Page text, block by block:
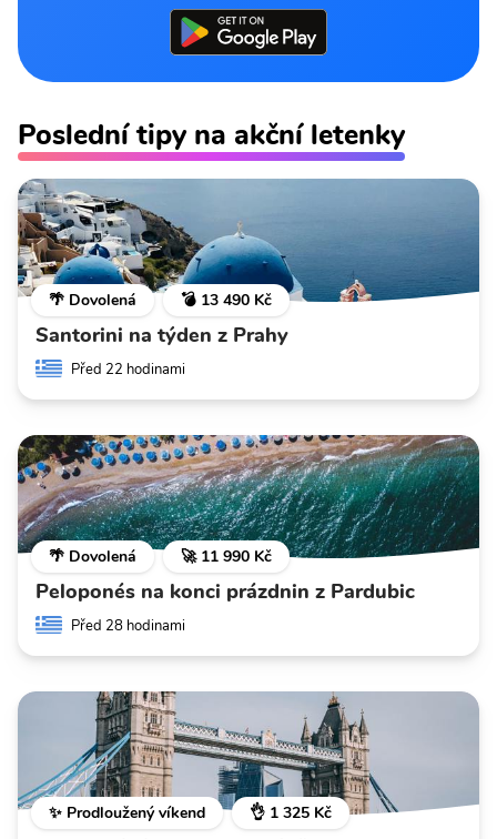
Poslední tipy na akční letenky
🌴 Dovolená 💣 13 490 Kč
Santorini na týden z Prahy
Před 22 hodinami
🌴 Dovolená 🚀 11 990 Kč
Peloponés na konci prázdnin z Pardubic
Před 28 hodinami
✨ Prodloužený víkend 👌 1 325 Kč